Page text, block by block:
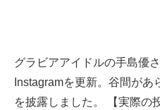
グラビアアイドルの手島優
Instagramを更新。谷間が
を披露しました。 【実際の